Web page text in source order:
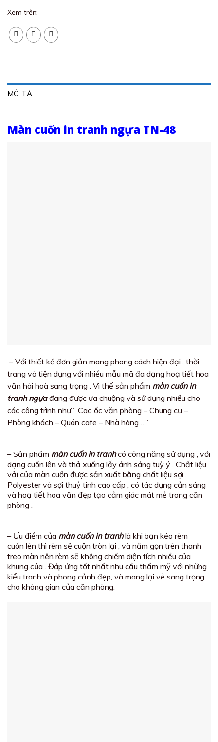
Xem trên:
MÔ TẢ
Màn cuốn in tranh ngựa TN-48
– Với thiết kế đơn giản mang phong cách hiện đại , thời
trang và tiện dụng với nhiều mẫu mã đa dạng hoạ tiết hoa
văn hài hoà sang trọng . Vì thế sản phẩm màn cuốn in
tranh ngựađang được ưa chuộng và sử dụng nhiều cho
các công trình như ” Cao ốc văn phòng – Chung cư –
Phòng khách – Quán cafe – Nhà hàng …”
– Sản phẩm màn cuốn in tranhcó công năng sử dụng , với
dạng cuốn lên và thả xuống lấy ánh sáng tuỳ ý . Chất liệu
vải của màn cuốn được sản xuất bằng chất liệu sợi .
Polyester và sợi thuỷ tinh cao cấp , có tác dụng cản sáng
và hoạ tiết hoa văn đẹp tạo cảm giác mát mẻ trong căn
phòng .
– Ưu điểm của màn cuốn in tranhlà khi bạn kéo rèm
cuốn lên thì rèm sẽ cuộn tròn lại , và nằm gọn trên thanh
treo màn nên rèm sẽ không chiếm diện tích nhiều của
khung của . Đáp ứng tốt nhất nhu cầu thẩm mỹ với những
kiểu tranh và phong cảnh đẹp, và mang lại vẻ sang trọng
cho không gian của căn phòng.